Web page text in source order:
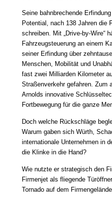
Seine bahnbrechende
Potential, nach 138 Jahren die
schreiben. Mit „Drive-by-Wire“
Fahrzeugsteuerung an einem
seiner Erfindung über
Menschen, Mobilität und
fast zwei Milliarden Kilometer
Straßenverkehr gefahren. Zum
Arnolds innovative
Fortbewegung für die ganze
Doch welche Rückschläge
Warum gaben sich Würth,
internationale Unternehmen in
die Klinke in die Hand?
Wie nutzte er strategisch den
Firmenjet als fliegende
Tornado auf dem